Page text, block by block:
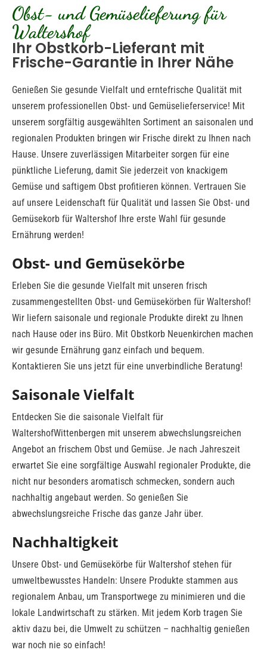
Obst- und Gemüselieferung für
Waltershof
Ihr Obstkorb-Lieferant mit
Frische-Garantie in Ihrer Nähe
Genießen Sie gesunde Vielfalt und erntefrische Qualität mit
unserem professionellen Obst- und Gemüselieferservice! Mit
unserem sorgfältig ausgewählten Sortiment an saisonalen und
regionalen Produkten bringen wir Frische direkt zu Ihnen nach
Hause. Unsere zuverlässigen Mitarbeiter sorgen für eine
pünktliche Lieferung, damit Sie jederzeit von knackigem
Gemüse und saftigem Obst profitieren können. Vertrauen Sie
auf unsere Leidenschaft für Qualität und lassen Sie Obst- und
Gemüsekorb für Waltershof Ihre erste Wahl für gesunde
Ernährung werden!
Obst- und Gemüsekörbe
Erleben Sie die gesunde Vielfalt mit unseren frisch
zusammengestellten Obst- und Gemüsekörben für Waltershof!
Wir liefern saisonale und regionale Produkte direkt zu Ihnen
nach Hause oder ins Büro. Mit Obstkorb Neuenkirchen machen
wir gesunde Ernährung ganz einfach und bequem.
Kontaktieren Sie uns jetzt für eine unverbindliche Beratung!
Saisonale Vielfalt
Entdecken Sie die saisonale Vielfalt für
WaltershofWittenbergen mit unserem abwechslungsreichen
Angebot an frischem Obst und Gemüse. Je nach Jahreszeit
erwartet Sie eine sorgfältige Auswahl regionaler Produkte, die
nicht nur besonders aromatisch schmecken, sondern auch
nachhaltig angebaut werden. So genießen Sie
abwechslungsreiche Frische das ganze Jahr über.
Nachhaltigkeit
Unsere Obst- und Gemüsekörbe für Waltershof stehen für
umweltbewusstes Handeln: Unsere Produkte stammen aus
regionalem Anbau, um Transportwege zu minimieren und die
lokale Landwirtschaft zu stärken. Mit jedem Korb tragen Sie
aktiv dazu bei, die Umwelt zu schützen – nachhaltig genießen
war noch nie so einfach!